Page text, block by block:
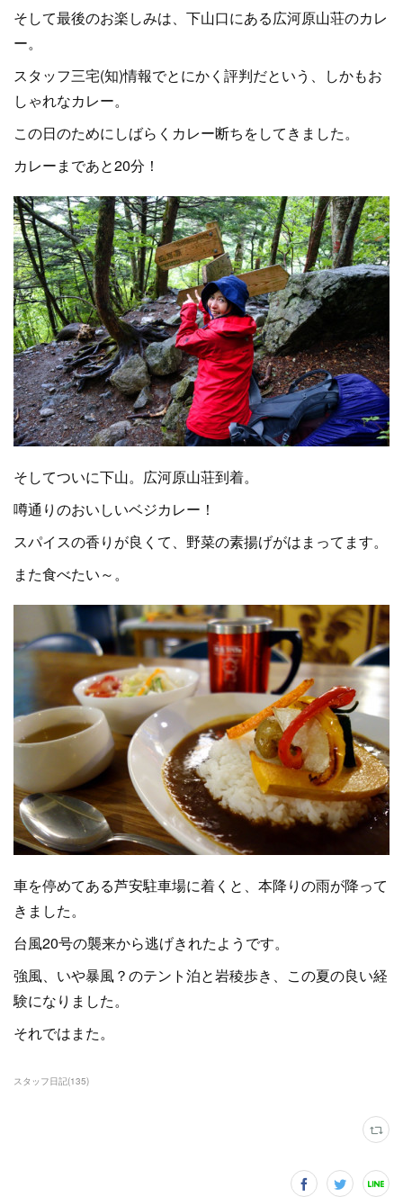
そして最後のお楽しみは、下山口にある広河原山荘のカレ
ー。
スタッフ三宅(知)情報でとにかく評判だという、しかもお
しゃれなカレー。
この日のためにしばらくカレー断ちをしてきました。
カレーまであと20分！
そしてついに下山。広河原山荘到着。
噂通りのおいしいベジカレー！
スパイスの香りが良くて、野菜の素揚げがはまってます。
また食べたい～。
車を停めてある芦安駐車場に着くと、本降りの雨が降って
きました。
台風20号の襲来から逃げきれたようです。
強風、いや暴風？のテント泊と岩稜歩き、この夏の良い経
験になりました。
それではまた。
スタッフ日記(135)